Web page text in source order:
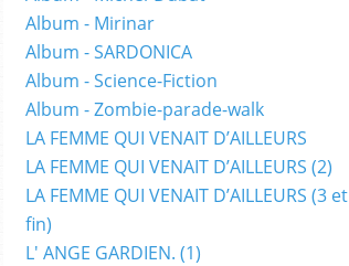
Album - Mirinar
Album - SARDONICA
Album - Science-Fiction
Album - Zombie-parade-walk
LA FEMME QUI VENAIT D’AILLEURS
LA FEMME QUI VENAIT D’AILLEURS (2)
LA FEMME QUI VENAIT D’AILLEURS (3 et
fin)
L' ANGE GARDIEN. (1)